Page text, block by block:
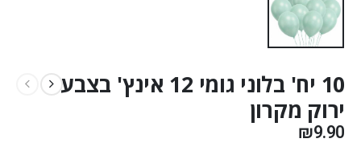
10 יח' בלוני גומי 12 אינץ' בצבע
ירוק מקרון
₪9.90